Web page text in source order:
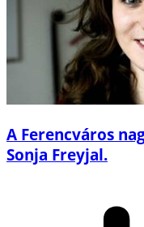
A Ferencváros
Sonja Freyjal.